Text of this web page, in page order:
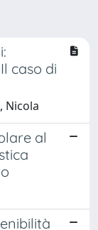
caso di
Nicola
al